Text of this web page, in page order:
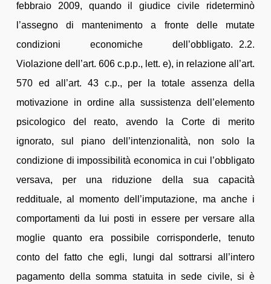
febbraio 2009, quando il giudice civile rideterminò
l’assegno di mantenimento a fronte delle mutate
condizioni economiche dell’obbligato. 2.2.
Violazione dell’art. 606 c.p.p., lett. e), in relazione all’art.
570 ed all’art. 43 c.p., per la totale assenza della
motivazione in ordine alla sussistenza dell’elemento
psicologico del reato, avendo la Corte di merito
ignorato, sul piano dell’intenzionalità, non solo la
condizione di impossibilità economica in cui l’obbligato
versava, per una riduzione della sua capacità
reddituale, al momento dell’imputazione, ma anche i
comportamenti da lui posti in essere per versare alla
moglie quanto era possibile corrisponderle, tenuto
conto del fatto che egli, lungi dal sottrarsi all’intero
pagamento della somma statuita in sede civile, si è